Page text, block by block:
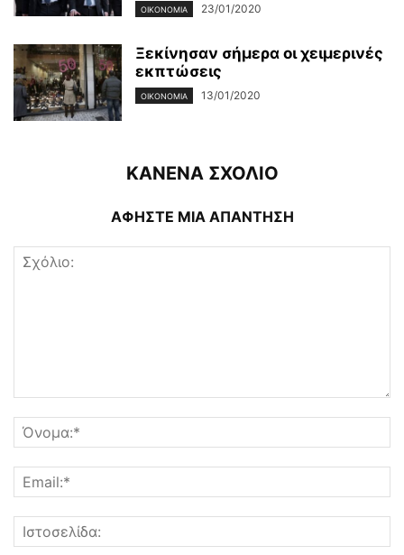
ΟΙΚΟΝΟΜΊΑ 23/01/2020
Ξεκίνησαν σήμερα οι χειμερινές
εκπτώσεις
ΟΙΚΟΝΟΜΊΑ 13/01/2020
ΚΑΝΕΝΑ ΣΧΟΛΙΟ
ΑΦΗΣΤΕ ΜΙΑ ΑΠΑΝΤΗΣΗ